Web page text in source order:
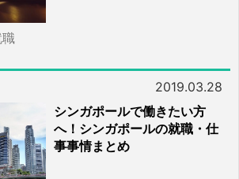
2019.03.28
シンガポールで働きたい方
へ！シンガポールの就職・仕
事事情まとめ